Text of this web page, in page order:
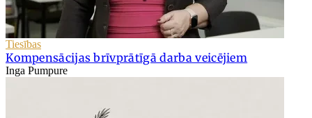
Tiesības
Kompensācijas brīvprātīgā darba veicējiem
Inga Pumpure